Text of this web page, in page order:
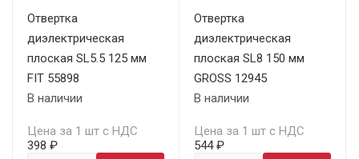
Отвертка
диэлектрическая
плоская SL5.5 125 мм
FIT 55898
В наличии
Цена за 1 шт с НДС
398 ₽
Отвертка
диэлектрическая
плоская SL8 150 мм
GROSS 12945
В наличии
Цена за 1 шт с НДС
544 ₽